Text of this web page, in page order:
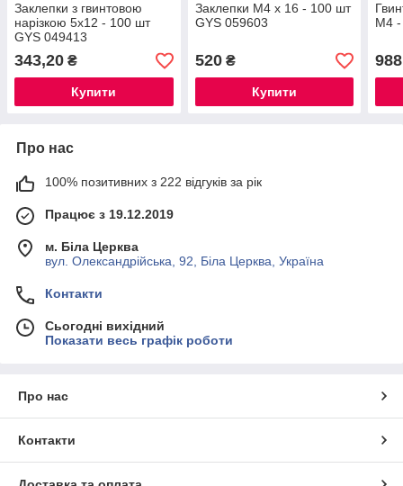
Заклепки з гвинтовою
нарізкою 5x12 - 100 шт
GYS 049413
343,20 ₴
Купити
Заклепки M4 x 16 - 100 шт
GYS 059603
520₴
Купити
M4
988
Про нас
100% позитивних з 222 відгуків за рік
Працює з 19.12.2019
м. Біла Церква
вул. Олександрійська, 92, Біла Церква, Україна
Контакти
Сьогодні вихідний
Показати весь графік роботи
Про нас
Контакти